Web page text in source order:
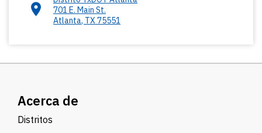
701 E. Main St.
Atlanta, TX 75551
Acerca de
Distritos